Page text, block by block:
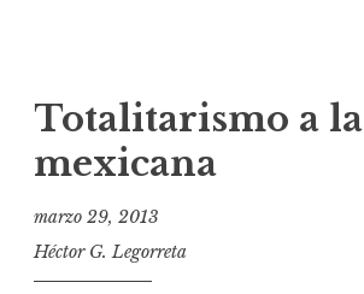
Totalitarismo a la
mexicana
marzo 29, 2013
Héctor G. Legorreta